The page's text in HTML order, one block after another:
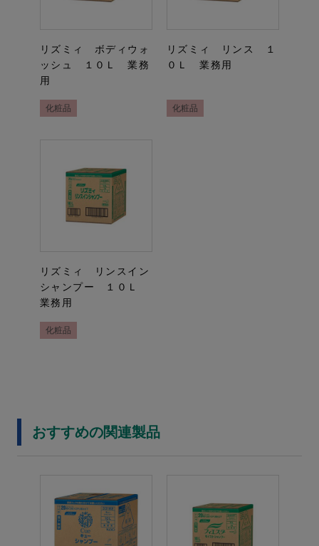
リズミィ ボディウォ
ッシュ １０Ｌ 業務
用
化粧品
リズミィ リンス １
０Ｌ 業務用
化粧品
リズミィ リンスイン
シャンプー １０Ｌ
業務用
化粧品
おすすめの関連製品